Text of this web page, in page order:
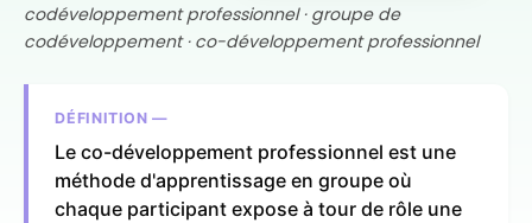
codéveloppement professionnel · groupe de
codéveloppement · co-développement professionnel
DÉFINITION —
Le co-développement professionnel est une
méthode d'apprentissage en groupe où
chaque participant expose à tour de rôle une